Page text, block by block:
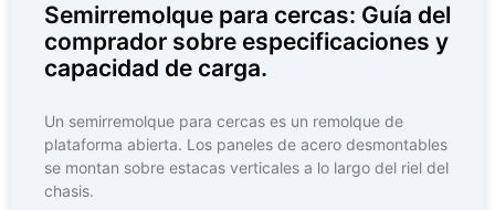
Semirremolque para cercas: Guía del
comprador sobre especificaciones y
capacidad de carga.
Un semirremolque para cercas es un remolque de
plataforma abierta. Los paneles de acero desmontables
se montan sobre estacas verticales a lo largo del riel del
chasis.